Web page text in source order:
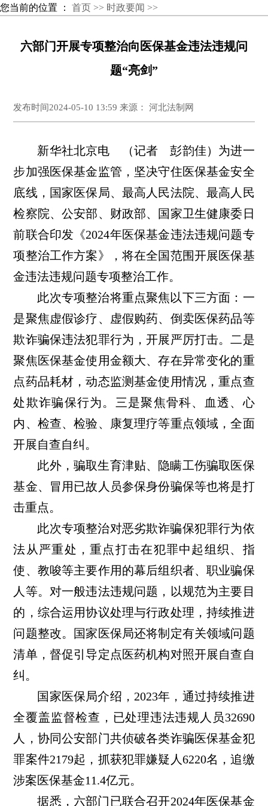
您当前的位置 ： 首页 >> 时政要闻 >>
六部门开展专项整治向医保基金违法违规问
题“亮剑”
发布时间2024-05-10 13:59 来源： 河北法制网
新华社北京电 （记者 彭韵佳）为进一
步加强医保基金监管，坚决守住医保基金安全
底线，国家医保局、最高人民法院、最高人民
检察院、公安部、财政部、国家卫生健康委日
前联合印发《2024年医保基金违法违规问题专
项整治工作方案》，将在全国范围开展医保基
金违法违规问题专项整治工作。
此次专项整治将重点聚焦以下三方面：一
是聚焦虚假诊疗、虚假购药、倒卖医保药品等
欺诈骗保违法犯罪行为，开展严厉打击。二是
聚焦医保基金使用金额大、存在异常变化的重
点药品耗材，动态监测基金使用情况，重点查
处欺诈骗保行为。三是聚焦骨科、血透、心
内、检查、检验、康复理疗等重点领域，全面
开展自查自纠。
此外，骗取生育津贴、隐瞒工伤骗取医保
基金、冒用已故人员参保身份骗保等也将是打
击重点。
此次专项整治对恶劣欺诈骗保犯罪行为依
法从严重处，重点打击在犯罪中起组织、指
使、教唆等主要作用的幕后组织者、职业骗保
人等。对一般违法违规问题，以规范为主要目
的，综合运用协议处理与行政处理，持续推进
问题整改。国家医保局还将制定有关领域问题
清单，督促引导定点医药机构对照开展自查自
纠。
国家医保局介绍，2023年，通过持续推进
全覆盖监督检查，已处理违法违规人员32690
人，协同公安部门共侦破各类诈骗医保基金犯
罪案件2179起，抓获犯罪嫌疑人6220名，追缴
涉案医保基金11.4亿元。
据悉，六部门已联合召开2024年医保基金